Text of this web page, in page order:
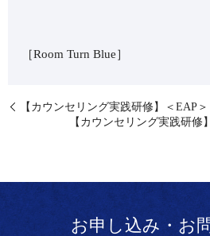
［Room Turn Blue］⁡
【カウンセリング実践研修】＜EAP
【カウンセリング実践研修
お申し込み・お